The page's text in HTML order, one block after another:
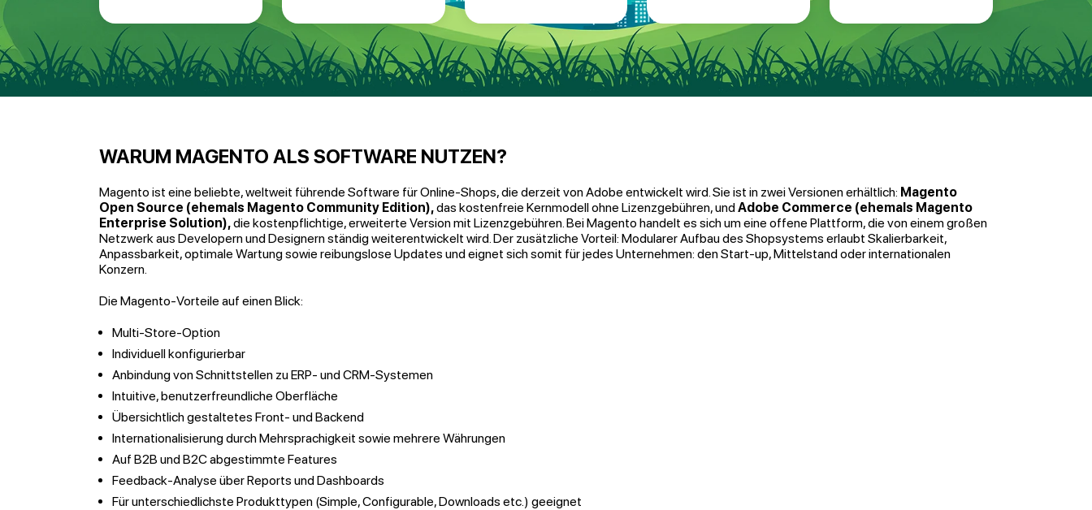
WARUM MAGENTO ALS SOFTWARE NUTZEN?
Magento ist eine beliebte, weltweit führende Software für Online-Shops, die derzeit von Adobe entwickelt wird. Sie ist in zwei Versionen erhältlich: Magento
Open Source (ehemals Magento Community Edition),das kostenfreie Kernmodell ohne Lizenzgebühren, undAdobe Commerce (ehemals Magento
Enterprise Solution),die kostenpflichtige, erweiterte Version mit Lizenzgebühren. Bei Magento handelt es sich um eine offene Plattform, die von einem großen
Netzwerk aus Developern und Designern ständig weiterentwickelt wird. Der zusätzliche Vorteil: Modularer Aufbau des Shopsystems erlaubt Skalierbarkeit,
Anpassbarkeit, optimale Wartung sowie reibungslose Updates und eignet sich somit für jedes Unternehmen: den Start-up, Mittelstand oder internationalen
Konzern.
Die Magento-Vorteile auf einen Blick:
Multi-Store-Option
Individuell konfigurierbar
Anbindung von Schnittstellen zu ERP- und CRM-Systemen
Intuitive, benutzerfreundliche Oberfläche
Übersichtlich gestaltetes Front- und Backend
Internationalisierung durch Mehrsprachigkeit sowie mehrere Währungen
Auf B2B und B2C abgestimmte Features
Feedback-Analyse über Reports und Dashboards
Für unterschiedlichste Produkttypen (Simple, Configurable, Downloads etc.) geeignet